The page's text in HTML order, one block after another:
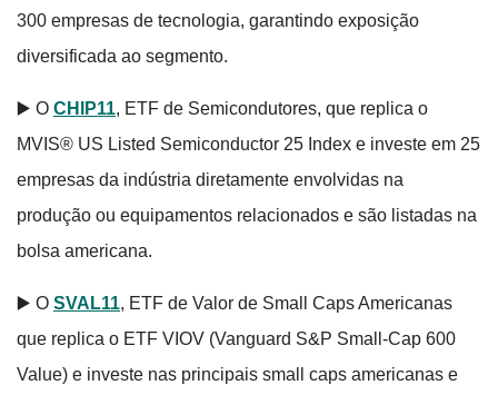
300 empresas de tecnologia, garantindo exposição
diversificada ao segmento.
▶️ O CHIP11, ETF de Semicondutores, que replica o
MVIS® US Listed Semiconductor 25 Index e investe em 25
empresas da indústria diretamente envolvidas na
produção ou equipamentos relacionados e são listadas na
bolsa americana.
▶️ O SVAL11, ETF de Valor de Small Caps Americanas
que replica o ETF VIOV (Vanguard S&P Small-Cap 600
Value) e investe nas principais small caps americanas e